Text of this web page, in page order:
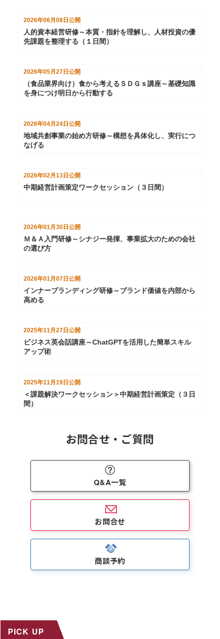
2026年06月08日 公開
人的資本経営研修～本質・指針を理解し、人材投資の優
先課題を整理する（１日間）
2026年05月27日 公開
（食品業界向け）食から考えるＳＤＧｓ講座～基礎知識
を身につけ明日から行動する
2026年04月24日公開
地域共創事業の始め方研修～構想を具体化し、実行につ
なげる
2026年02月13日公開
中期経営計画策定ワークセッション（３日間）
2026年01月30日 公開
Ｍ＆Ａ入門研修～シナジー発揮、事業拡大のための会社
の選び方
2026年01月07日 公開
インナーブランディング研修～ブランド価値を内部から
高める
2025年11月27日 公開
ビジネス英会話講座～ChatGPTを活用した簡単スキル
アップ術
2025年11月19日公開
＜課題解決ワークセッション＞中期経営計画策定（３日
間）
お問合せ・ご質問
Q&A一覧
お問合せ
商談予約
PICK UP